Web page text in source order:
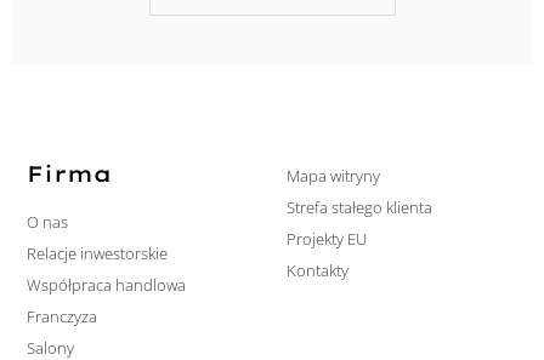
Firma
O nas
Relacje inwestorskie
Współpraca handlowa
Franczyza
Salony
Mapa witryny
Strefa stałego klienta
Projekty EU
Kontakty